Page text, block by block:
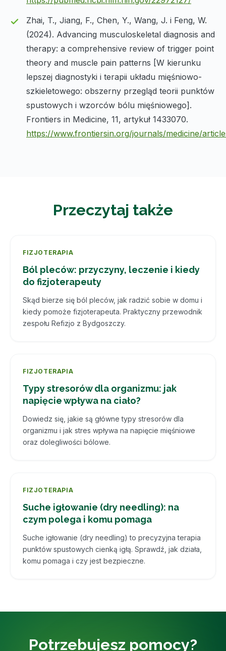
Zhai, T., Jiang, F., Chen, Y., Wang, J. i Feng, W.
(2024). Advancing musculoskeletal diagnosis and
therapy: a comprehensive review of trigger point
theory and muscle pain patterns [W kierunku
lepszej diagnostyki i terapii układu mięśniowo-
szkieletowego: obszerny przegląd teorii punktów
spustowych i wzorców bólu mięśniowego].
Frontiers in Medicine, 11, artykuł 1433070.
https://www.frontiersin.org/journals/medicine/
Przeczytaj także
FIZJOTERAPIA
Ból pleców: przyczyny, leczenie i kiedy
do fizjoterapeuty
Skąd bierze się ból pleców, jak radzić sobie w domu i
kiedy pomoże fizjoterapeuta. Praktyczny przewodnik
zespołu Refizjo z Bydgoszczy.
FIZJOTERAPIA
Typy stresorów dla organizmu: jak
napięcie wpływa na ciało?
Dowiedz się, jakie są główne typy stresorów dla
organizmu i jak stres wpływa na napięcie mięśniowe
oraz dolegliwości bólowe.
FIZJOTERAPIA
Suche igłowanie (dry needling): na
czym polega i komu pomaga
Suche igłowanie (dry needling) to precyzyjna terapia
punktów spustowych cienką igłą. Sprawdź, jak działa,
komu pomaga i czy jest bezpieczne.
Potrzebujesz pomocy?